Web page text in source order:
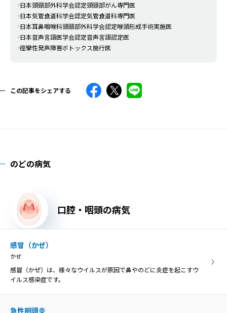
日本頭頸部外科学会認定頭頸部がん専門医
日本気管食道科学会認定気管食道科専門医
日本耳鼻咽喉科頭頸部外科学会認定喉頭形成手術実施医
日本音声言語医学会認定音声言語認定医
痙攣性発声障害ボトックス施行医
この記事をシェアする
のどの病気
口腔・咽頭の病気
感冒（かぜ）
かぜ
感冒（かぜ）は、様々なウイルスが原因で鼻やのどに炎症を起こすウ
イルス感染症です。
急性咽頭炎